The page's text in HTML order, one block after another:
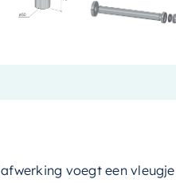
voegt een